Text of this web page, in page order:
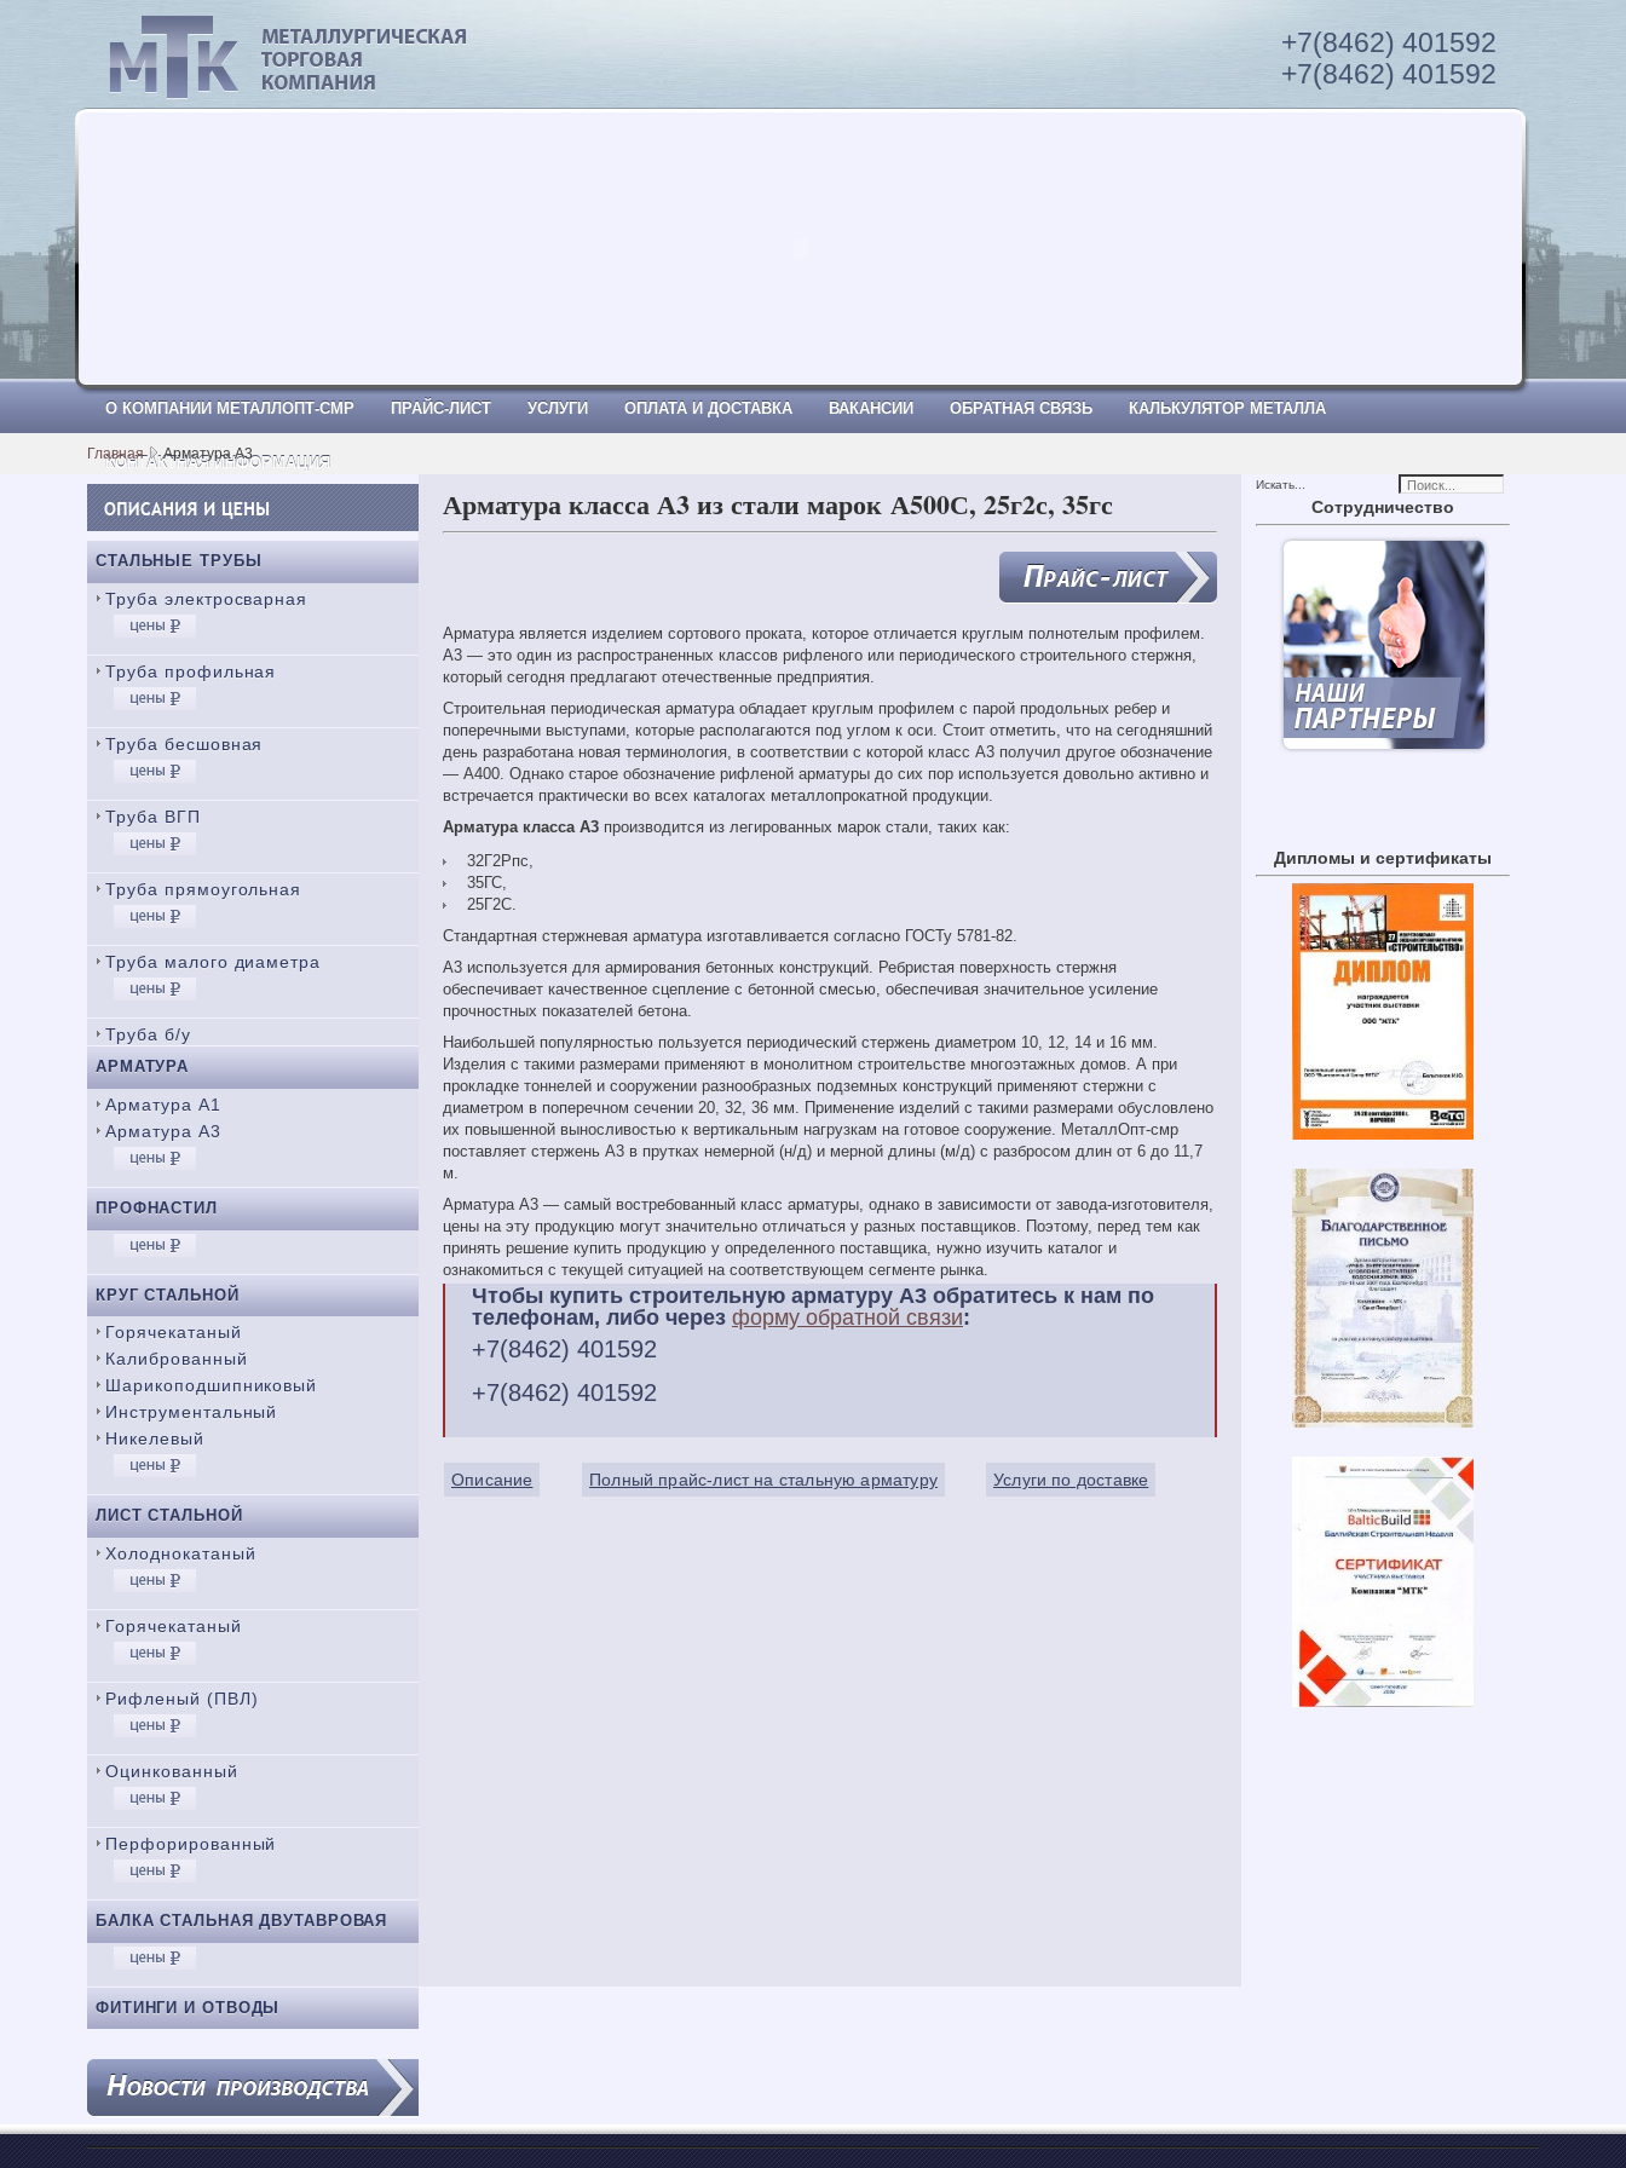
+7(8462) 401592
+7(8462) 401592
О КОМПАНИИ МЕТАЛЛОПТ-СМР ПРАЙС-ЛИСТ УСЛУГИ ОПЛАТА И ДОСТАВКА ВАКАНСИИ ОБРАТНАЯ СВЯЗЬ КАЛЬКУЛЯТОР МЕТАЛЛА
КОНТАКТНАЯ ИНФОРМАЦИЯ
Главная Арматура A3
СТАЛЬНЫЕ ТРУБЫ
Труба электросварная
Труба профильная
Труба бесшовная
Труба ВГП
Труба прямоугольная
Труба малого диаметра
Труба б/у
АРМАТУРА
Арматура А1
Арматура А3
ПРОФНАСТИЛ
КРУГ СТАЛЬНОЙ
Горячекатаный
Калиброванный
Шарикоподшипниковый
Инструментальный
Никелевый
ЛИСТ СТАЛЬНОЙ
Холоднокатаный
Горячекатаный
Рифленый (ПВЛ)
Оцинкованный
Перфорированный
БАЛКА СТАЛЬНАЯ ДВУТАВРОВАЯ
ФИТИНГИ И ОТВОДЫ
Арматура класса А3 из стали марок А500С, 25г2с, 35гс
Арматура является изделием сортового проката, которое отличается круглым полнотелым профилем.
А3 — это один из распространенных классов рифленого или периодического строительного стержня,
который сегодня предлагают отечественные предприятия.
Строительная периодическая арматура обладает круглым профилем с парой продольных ребер и
поперечными выступами, которые располагаются под углом к оси. Стоит отметить, что на сегодняшний
день разработана новая терминология, в соответствии с которой класс А3 получил другое обозначение
— А400. Однако старое обозначение рифленой арматуры до сих пор используется довольно активно и
встречается практически во всех каталогах металлопрокатной продукции.
Арматура класса А3 производится из легированных марок стали, таких как:
32Г2Рпс,
35ГС,
25Г2С.
Стандартная стержневая арматура изготавливается согласно ГОСТу 5781-82.
А3 используется для армирования бетонных конструкций. Ребристая поверхность стержня
обеспечивает качественное сцепление с бетонной смесью, обеспечивая значительное усиление
прочностных показателей бетона.
Наибольшей популярностью пользуется периодический стержень диаметром 10, 12, 14 и 16 мм.
Изделия с такими размерами применяют в монолитном строительстве многоэтажных домов. А при
прокладке тоннелей и сооружении разнообразных подземных конструкций применяют стержни с
диаметром в поперечном сечении 20, 32, 36 мм. Применение изделий с такими размерами обусловлено
их повышенной выносливостью к вертикальным нагрузкам на готовое сооружение. МеталлОпт-смр
поставляет стержень A3 в прутках немерной (н/д) и мерной длины (м/д) с разбросом длин от 6 до 11,7
м.
Арматура А3 — самый востребованный класс арматуры, однако в зависимости от завода-изготовителя,
цены на эту продукцию могут значительно отличаться у разных поставщиков. Поэтому, перед тем как
принять решение купить продукцию у определенного поставщика, нужно изучить каталог и
ознакомиться с текущей ситуацией на соответствующем сегменте рынка.
Чтобы купить строительную арматуру А3 обратитесь к нам по
телефонам, либо через форму обратной связи:
+7(8462) 401592
+7(8462) 401592
Описание Полный прайс-лист на стальную арматуру Услуги по доставке
Искать...
Сотрудничество
Дипломы и сертификаты